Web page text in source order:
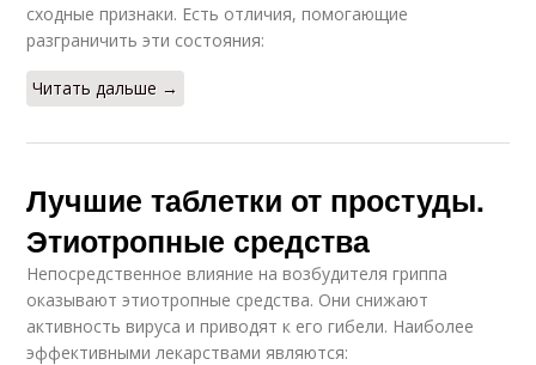
сходные признаки. Есть отличия, помогающие
разграничить эти состояния:
Читать дальше →
Лучшие таблетки от простуды.
Этиотропные средства
Непосредственное влияние на возбудителя гриппа
оказывают этиотропные средства. Они снижают
активность вируса и приводят к его гибели. Наиболее
эффективными лекарствами являются: